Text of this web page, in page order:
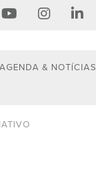
AGENDA & NOTÍCIAS